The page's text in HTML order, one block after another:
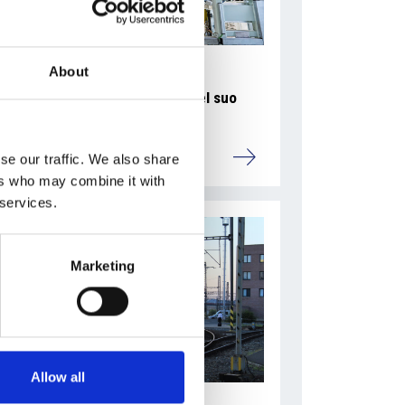
About
our traffic. We also share
who may combine it with
Marketing
Allow all
La Škoda avvia la produzione del suo
Repubblica Ceca